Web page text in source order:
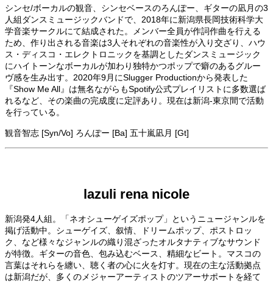
シンセ/ボーカルの観音、シンセベースのろんぽー、ギターの凪月の3
人組ダンスミュージックバンドで、2018年に新潟県長岡技術科学大
学音楽サークルにて結成された。メンバー全員が作詞作曲を行える
ため、作り出される音楽は3人それぞれの音楽性が入り交ざり、ハウ
ス・ディスコ・エレクトロニックを基調としたダンスミュージック
にハイトーンなボーカルが加わり独特かつポップで癖のあるグルー
ヴ感を生み出す。2020年9月にSlugger Productionから発表した
『Show Me All』は無名ながらもSpotify公式プレイリストに多数選ば
れるなど、その楽曲の完成度に定評あり。現在は新潟-東京間で活動
を行っている。
観音智志 [Syn/Vo] ろんぽー [Ba] 五十嵐凪月 [Gt]
lazuli rena nicole
新潟発4人組。「ネオシューゲイズポップ」というニュージャンルを
掲げ活動中。シューゲイズ、叙情、ドリームポップ、ポストロッ
ク、など様々なジャンルの織り混ざったオルタナティブなサウンド
が特徴。ギターの音色、包み込むベース、精細なビート。マスコの
言葉はそれらを纏い、聴く者の心に火を灯す。現在の主な活動拠点
は新潟だが、多くのメジャーアーティストのツアーサポートを経て